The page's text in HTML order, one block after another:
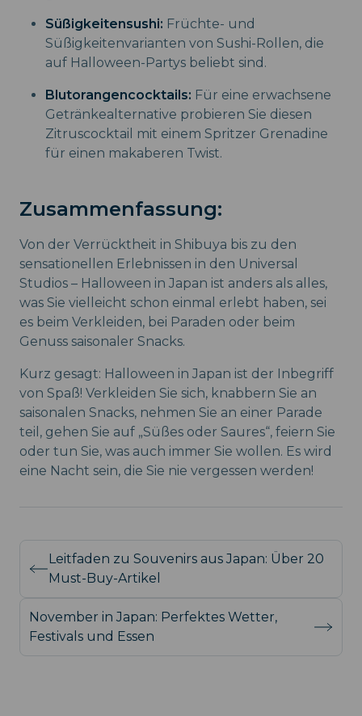
Süßigkeitensushi: Früchte- und
Süßigkeitenvarianten von Sushi-Rollen, die
auf Halloween-Partys beliebt sind.
Blutorangencocktails: Für eine erwachsene
Getränkealternative probieren Sie diesen
Zitruscocktail mit einem Spritzer Grenadine
für einen makaberen Twist.
Zusammenfassung:
Von der Verrücktheit in Shibuya bis zu den
sensationellen Erlebnissen in den Universal
Studios – Halloween in Japan ist anders als alles,
was Sie vielleicht schon einmal erlebt haben, sei
es beim Verkleiden, bei Paraden oder beim
Genuss saisonaler Snacks.
Kurz gesagt: Halloween in Japan ist der Inbegriff
von Spaß! Verkleiden Sie sich, knabbern Sie an
saisonalen Snacks, nehmen Sie an einer Parade
teil, gehen Sie auf „Süßes oder Saures“, feiern Sie
oder tun Sie, was auch immer Sie wollen. Es wird
eine Nacht sein, die Sie nie vergessen werden!
Leitfaden zu Souvenirs aus Japan: Über 20
Must-Buy-Artikel
November in Japan: Perfektes Wetter,
Festivals und Essen